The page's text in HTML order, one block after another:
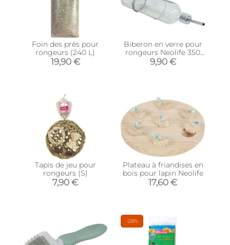
Foin des près pour
rongeurs (240 L)
19,90 €
Biberon en verre pour
rongeurs Neolife 350
ml
9,90 €
Tapis de jeu pour
rongeurs (S)
7,90 €
Plateau à friandises en
bois pour lapin Neolife
17,60 €
-28%